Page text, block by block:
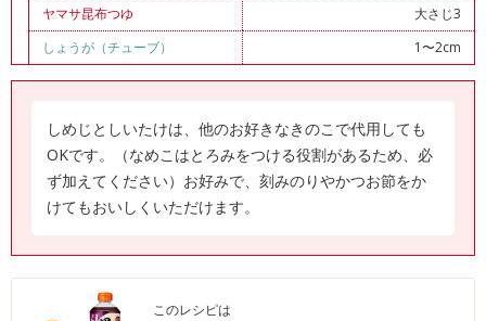
ヤマサ昆布つゆ
大さじ3
しょうが（チューブ）
1〜2cm
しめじとしいたけは、他のお好きなきのこで代用しても
OKです。（なめこはとろみをつける役割があるため、必
ず加えてください）お好みで、刻みのりやかつお節をか
けてもおいしくいただけます。
このレシピは